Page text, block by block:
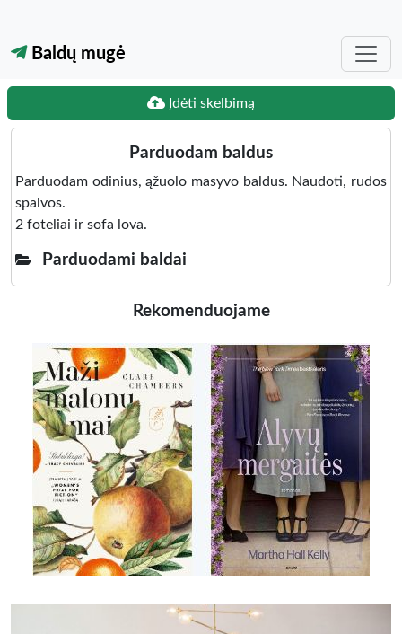
Baldų mugė
Įdėti skelbimą
Parduodam baldus
Parduodam odinius, ąžuolo masyvo baldus. Naudoti, rudos
spalvos.
2 foteliai ir sofa lova.
Parduodami baldai
Rekomenduojame